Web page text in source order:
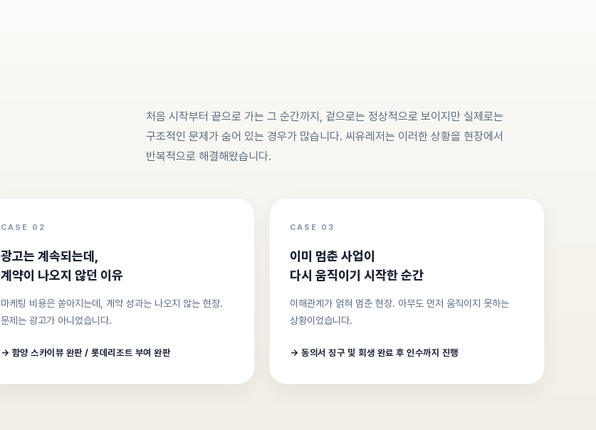
처음 시작부터 끝으로 가는 그 순간까지, 겉으로는 정상적으로 보이지만 실제로는
구조적인 문제가 숨어 있는 경우가 많습니다. 씨유레저는 이러한 상황을 현장에서
반복적으로 해결해왔습니다.
CASE 02
광고는 계속되는데,
계약이 나오지 않던 이유
마케팅 비용은 쏟아지는데, 계약 성과는 나오지 않는 현장.
문제는 광고가 아니었습니다.
→ 함양 스카이뷰 완판 / 롯데리조트 부여 완판
CASE 03
이미 멈춘 사업이
다시 움직이기 시작한 순간
이해관계가 얽혀 멈춘 현장. 아무도 먼저 움직이지 못하는
상황이었습니다.
→ 동의서 징구 및 회생 완료 후 인수까지 진행